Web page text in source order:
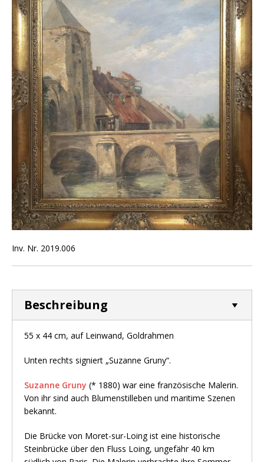
Inv. Nr. 2019.006
Beschreibung
55 x 44 cm, auf Leinwand, Goldrahmen
Unten rechts signiert „Suzanne Gruny“.
Suzanne Gruny (* 1880) war eine französische Malerin.
Von ihr sind auch Blumenstilleben und maritime Szenen
bekannt.
Die Brücke von Moret-sur-Loing ist eine historische
Steinbrücke über den Fluss Loing, ungefähr 40 km